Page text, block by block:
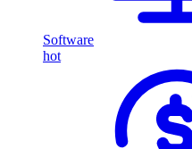
Software
hot